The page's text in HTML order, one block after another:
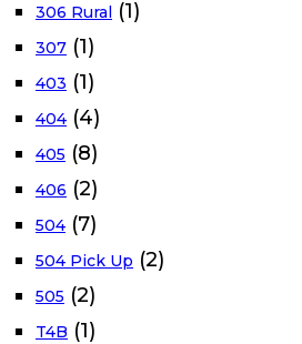
306 Rural (1)
307 (1)
403 (1)
404 (4)
405 (8)
406 (2)
504 (7)
504 Pick Up (2)
505 (2)
T4B (1)